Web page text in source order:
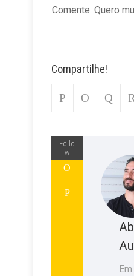
Comente. Quero
Compartilhe!
Follo
w